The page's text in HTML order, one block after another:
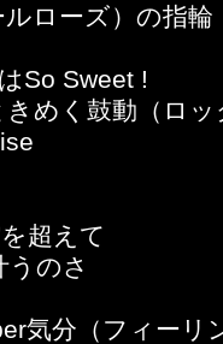
ローズ）の指
So Sweet !
めく鼓動（ロッ
超えて
のさ
気分（フィーリ